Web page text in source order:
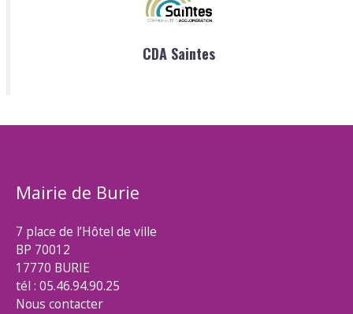
CDA Saintes
Mairie de Burie
7 place de l’Hôtel de ville
BP 70012
17770 BURIE
tél : 05.46.94.90.25
Nous contacter